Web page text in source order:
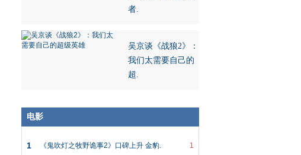
者.
吴京谈《战狼2》：
我们太需要自己的
超.
电影
1
1 《鬼吹灯之牧野诡事2》口碑上升 金豹.